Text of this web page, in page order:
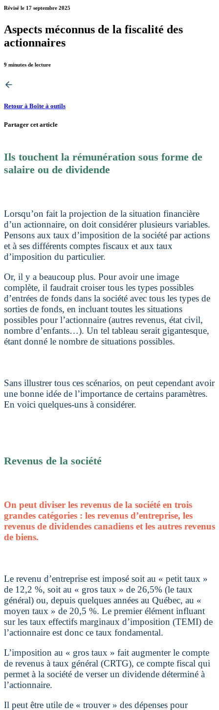
Révisé le 17 septembre 2025
Aspects méconnus de la fiscalité des
actionnaires
9 minutes de lecture
Retour à Boîte à outils
Partager cet article
Ils touchent la rémunération sous forme de
salaire ou de dividende
Lorsqu’on fait la projection de la situation financière
d’un actionnaire, on doit considérer plusieurs variables.
Pensons aux taux d’imposition de la société par actions
et à ses différents comptes fiscaux et aux taux
d’imposition du particulier.
Or, il y a beaucoup plus. Pour avoir une image
complète, il faudrait croiser tous les types possibles
d’entrées de fonds dans la société avec tous les types de
sorties de fonds, en incluant toutes les situations
possibles pour l’actionnaire (autres revenus, état civil,
nombre d’enfants…). Un tel tableau serait gigantesque,
étant donné le nombre de situations possibles.
Sans illustrer tous ces scénarios, on peut cependant avoir
une bonne idée de l’importance de certains paramètres.
En voici quelques-uns à considérer.
Revenus de la société
On peut diviser les revenus de la société en trois
grandes catégories : les revenus d’entreprise, les
revenus de dividendes canadiens et les autres revenus
de biens.
Le revenu d’entreprise est imposé soit au « petit taux »
de 12,2 %, soit au « gros taux » de 26,5% (le taux
général) ou, depuis quelques années au Québec, au «
moyen taux » de 20,5 %. Le premier élément influant
sur les taux effectifs marginaux d’imposition (TEMI) de
l’actionnaire est donc ce taux fondamental.
L’imposition au « gros taux » fait augmenter le compte
de revenus à taux général (CRTG), ce compte fiscal qui
permet à la société de verser un dividende déterminé à
l’actionnaire.
Il peut être utile de « trouver » des dépenses pour